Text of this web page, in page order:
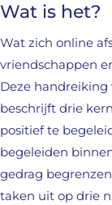
Wat is het?
Wat zich online
vriendschappen
Deze handreiking
beschrijft drie
positief te
begeleiden
gedrag
taken uit op drie